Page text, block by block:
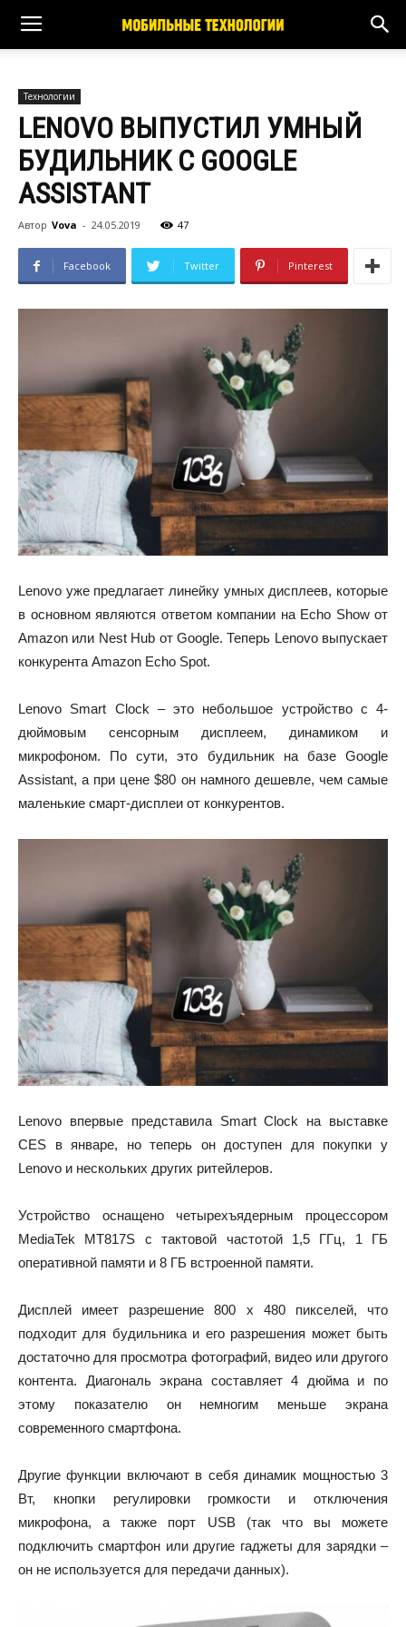
Технологии
LENOVO ВЫПУСТИЛ УМНЫЙ
БУДИЛЬНИК С GOOGLE
ASSISTANT
Автор Vova - 24.05.2019 47
Facebook Twitter Pinterest
Lenovo уже предлагает линейку умных дисплеев, которые
в основном являются ответом компании на Echo Show от
Amazon или Nest Hub от Google. Теперь Lenovo выпускает
конкурента Amazon Echo Spot.
Lenovo Smart Clock – это небольшое устройство с 4-
дюймовым сенсорным дисплеем, динамиком и
микрофоном. По сути, это будильник на базе Google
Assistant, а при цене $80 он намного дешевле, чем самые
маленькие смарт-дисплеи от конкурентов.
Lenovo впервые представила Smart Clock на выставке
CES в январе, но теперь он доступен для покупки у
Lenovo и нескольких других ритейлеров.
Устройство оснащено четырехъядерным процессором
MediaTek MT817S с тактовой частотой 1,5 ГГц, 1 ГБ
оперативной памяти и 8 ГБ встроенной памяти.
Дисплей имеет разрешение 800 x 480 пикселей, что
подходит для будильника и его разрешения может быть
достаточно для просмотра фотографий, видео или другого
контента. Диагональ экрана составляет 4 дюйма и по
этому показателю он немногим меньше экрана
современного смартфона.
Другие функции включают в себя динамик мощностью 3
Вт, кнопки регулировки громкости и отключения
микрофона, а также порт USB (так что вы можете
подключить смартфон или другие гаджеты для зарядки –
он не используется для передачи данных).